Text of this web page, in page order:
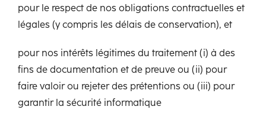
pour le respect de nos obligations contractuelles et
légales (y compris les délais de conservation), et
pour nos intérêts légitimes du traitement (i) à des
fins de documentation et de preuve ou (ii) pour
faire valoir ou rejeter des prétentions ou (iii) pour
garantir la sécurité informatique